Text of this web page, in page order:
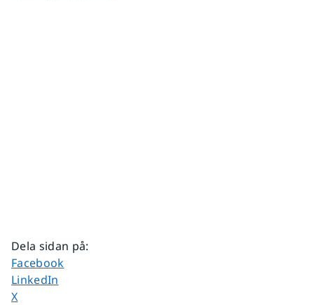
Dela sidan på:
Dela sidan på
Facebook
Dela sidan på
LinkedIn
Dela sidan på
X